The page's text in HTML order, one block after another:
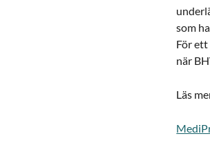
som
För
när
Läs